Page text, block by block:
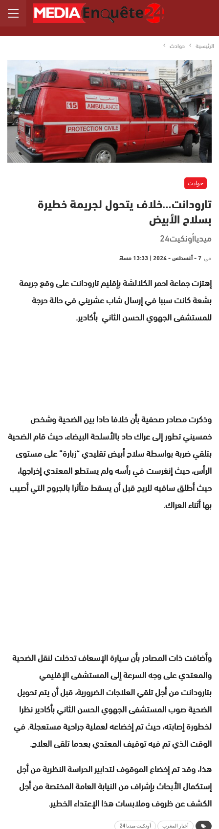
الرئيسية حوادث
حوادث
تارودانت…خلاف يتحول لجريمة خطيرة
بسلاح الأبيض
ميدياأونكيت24
في 7 - أغسطس - 2024 | 13:33 مساءً
إهتزت جماعة احمر الكلالشة بإقليم تارودانت على وقع جريمة
بشعة كانت سببا في إرسال شاب عشريني في حالة حرجة
للمستشفى الجهوي الحسن الثاني بأكادير.
وذكرت مصادر صحفية بأن خلافا حادا بين الضحية وشخص
خمسيني تطور إلى عراك حاد بالأسلحة البيضاء، حيث قام الضحية
بتلقي ضربة بواسطة سلاح أبيض تقليدي “زبارة” على مستوى
الرأس، حيث إنغرست في رأسه ولم يستطع المعتدي إخراجها،
حيث أطلق ساقيه للريح قبل أن يسقط متأثرا بالجروح التي أصيب
بها أثناء العراك.
وأضافت ذات المصادر بأن سيارة الإسعاف تدخلت لنقل الضحية
والمعتدي على وجه السرعة إلى المستشفى الإقليمي
بتارودانت من أجل تلقي العلاجات الضرورية، قبل أن يتم تحويل
الضحية صوب المستشفى الجهوي الحسن الثاني بأكادير نظرا
لخطورة إصابته، حيث تم إخضاعه لعملية جراحية مستعجلة. في
الوقت الذي تم فيه توقيف المعتدي بعدما تلقى العلاج.
هذا، وقد تم إخضاع الموقوف لتدابير الحراسة النظرية من أجل
إستكمال الأبحاث بإشراف من النيابة العامة المختصة من أجل
الكشف عن ظروف وملابسات هذا الإعتداء الخطير.
أخبار المغرب أونكيت ميديا 24